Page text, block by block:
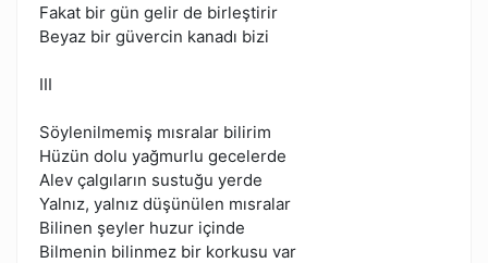
Fakat bir gün gelir de birleştirir
Beyaz bir güvercin kanadı bizi
III
Söylenilmemiş mısralar bilirim
Hüzün dolu yağmurlu gecelerde
Alev çalgıların sustuğu yerde
Yalnız, yalnız düşünülen mısralar
Bilinen şeyler huzur içinde
Bilmenin bilinmez bir korkusu var